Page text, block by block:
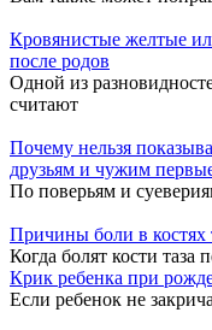
Кровянистые желтые
после родов
Одной из
считают
Почему нельзя
друзьям и чужим
По поверьям и
Причины боли в костях
Когда болят кости таза
Крик ребенка при
Если ребенок не